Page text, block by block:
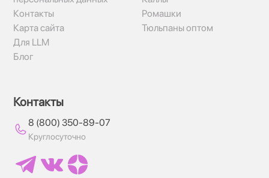
Контакты
Карта сайта
Для LLM
Блог
Ромашки
Тюльпаны оптом
Контакты
8 (800) 350-89-07
Круглосуточно